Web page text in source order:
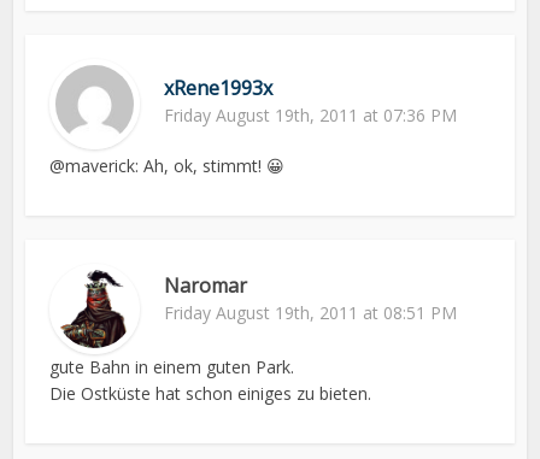
xRene1993x
Friday August 19th, 2011 at 07:36 PM
@maverick: Ah, ok, stimmt! 😀
Naromar
Friday August 19th, 2011 at 08:51 PM
gute Bahn in einem guten Park.
Die Ostküste hat schon einiges zu bieten.